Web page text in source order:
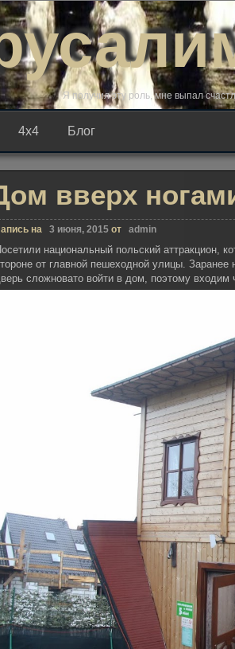
Я получил эту роль, мне выпал
4х4 Блог
вверх
на 3 июня, 2015 от admin
национальный польский аттракцион,
от главной пешеходной улицы.
сложновато войти в дом, поэтому входим